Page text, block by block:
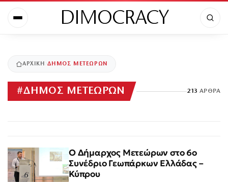
DIMOCRACY
ΑΡΧΙΚΉ ΔΗΜΟΣ ΜΕΤΕΩΡΩΝ
#ΔΗΜΟΣ ΜΕΤΕΩΡΩΝ 213 ΆΡΘΡΑ
Ο Δήμαρχος Μετεώρων στο 6ο
Συνέδριο Γεωπάρκων Ελλάδας –
Κύπρου